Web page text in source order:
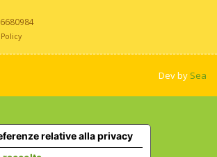
Dev by Sea
relative alla privacy